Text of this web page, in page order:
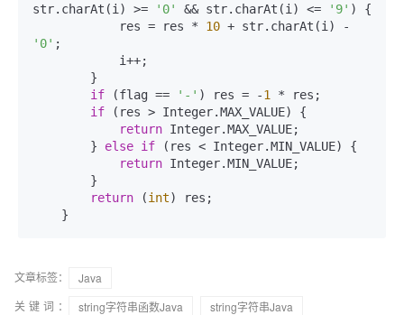
str.charAt(i) >=
'0' && str.charAt(i) <= '9' ) {
            res = res *
10
'0' ;
if (flag == '-' ) res = -1
* res;
if (res > Integer.MAX_VALUE) {
return Integer.MAX_VALUE;
        }
else if (res < Integer.MIN_VALUE) {
return Integer.MIN_VALUE;
return (int) res;
    }
文章标签：
Java
关键词：
string字符串函数Java string字符串Java